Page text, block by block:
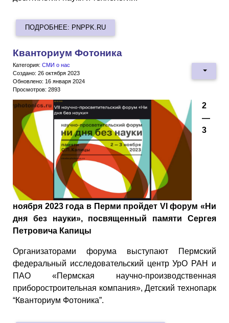
ПОДРОБНЕЕ: PNPPK.RU
Кванториум Фотоника
Категория: СМИ о нас
Создано: 26 октября 2023
Обновлено: 16 января 2024
Просмотров: 2893
2
—
3
ноября 2023 года в Перми пройдет VI форум «Ни
дня без науки», посвященный памяти Сергея
Петровича Капицы
Организаторами форума выступают Пермский
федеральный исследовательский центр УрО РАН и
ПАО «Пермская научно-производственная
приборостроительная компания», Детский технопарк
“Кванториум Фотоника”.